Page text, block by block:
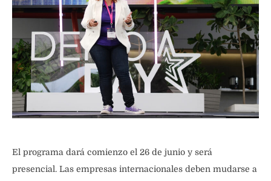
El programa dará comienzo el 26 de junio y será
presencial. Las empresas internacionales deben mudarse a